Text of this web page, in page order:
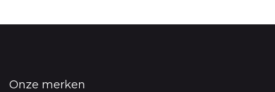
Onze merken